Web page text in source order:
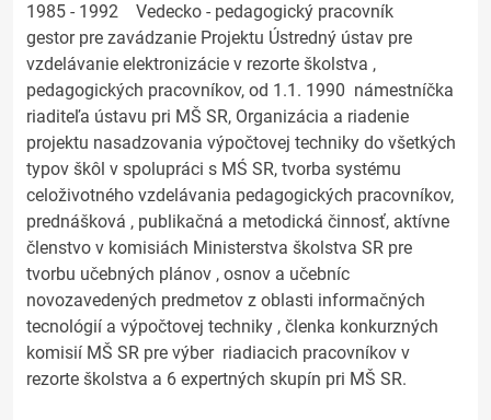
1985 - 1992 Vedecko - pedagogický pracovník
gestor pre zavádzanie Projektu Ústredný ústav pre
vzdelávanie elektronizácie v rezorte školstva ,
pedagogických pracovníkov, od 1.1. 1990 námestníčka
riaditeľa ústavu pri MŠ SR, Organizácia a riadenie
projektu nasadzovania výpočtovej techniky do všetkých
typov škôl v spolupráci s MŚ SR, tvorba systému
celoživotného vzdelávania pedagogických pracovníkov,
prednášková , publikačná a metodická činnosť, aktívne
členstvo v komisiách Ministerstva školstva SR pre
tvorbu učebných plánov , osnov a učebníc
novozavedených predmetov z oblasti informačných
tecnológií a výpočtovej techniky , členka konkurzných
komisií MŠ SR pre výber riadiacich pracovníkov v
rezorte školstva a 6 expertných skupín pri MŠ SR.